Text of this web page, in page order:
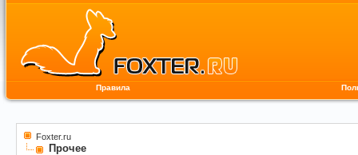
Правила
Foxter.ru
Прочее